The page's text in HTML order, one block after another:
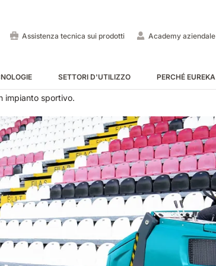
Assistenza tecnica sui prodotti Academy aziendale
SETTORI D'UTILIZZO PERCHÉ EUREKA
Lavapavimenti uomo a bordo
MOSTRA TUTTE
E65 E75
Spazzatrici uomo a bordo
MOSTRA TUTTE
Tigra Rider 1201
Puliscale e tappeti mobili - pedate
MOSTRA TUTTE
EC52
impianto sportivo.